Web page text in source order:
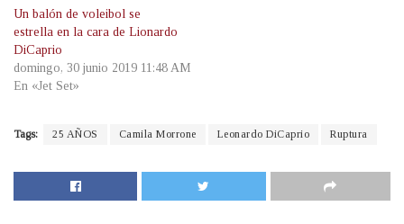
Un balón de voleibol se
estrella en la cara de Lionardo
DiCaprio
domingo, 30 junio 2019 11:48 AM
En «Jet Set»
Tags: 25 AÑOS Camila Morrone Leonardo DiCaprio Ruptura